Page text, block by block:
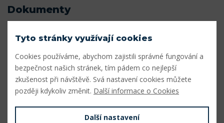
Dokumenty
Katalog_miniaturnich_lozisek.pdf
Parametry
Vnitřní průměr (mm)
Vnější průměr (mm) 16
Tyto stránky využívají cookies
Cookies používáme, abychom zajistili správné fungování a
bezpečnost našich stránek, tím pádem co nejlepší
zkušenost při návštěvě. Svá nastavení cookies můžete
později kdykoliv změnit. Další informace o Cookies
Další nastavení